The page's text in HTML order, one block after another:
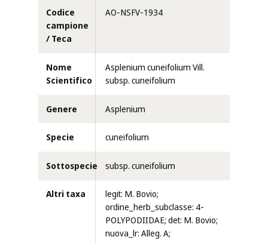
Codice
campione
/ Teca
AO-NSFV-1934
Nome
Scientifico
Asplenium cuneifolium Vill.
subsp. cuneifolium
Genere Asplenium
Specie cuneifolium
Sottospecie subsp. cuneifolium
Altri taxa
legit: M. Bovio;
ordine_herb_subclasse: 4-
POLYPODIIDAE; det: M. Bovio;
nuova_lr: Alleg. A;